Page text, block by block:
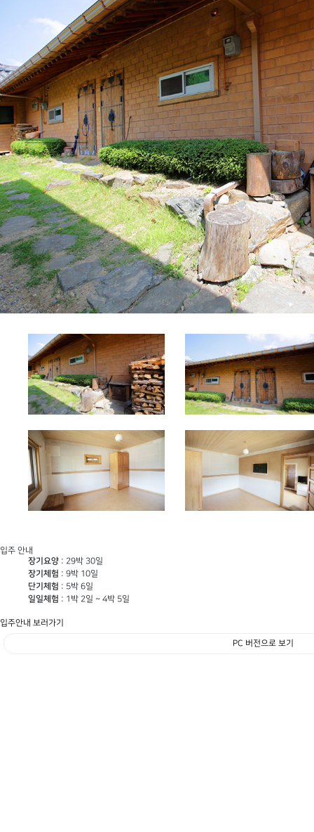
입주 안내
장기요양 : 29박 30일
장기체험 : 9박 10일
단기체험 : 5박 6일
일일체험 : 1박 2일 ~ 4박 5일
입주안내 보러가기
PC 버전으로 보기